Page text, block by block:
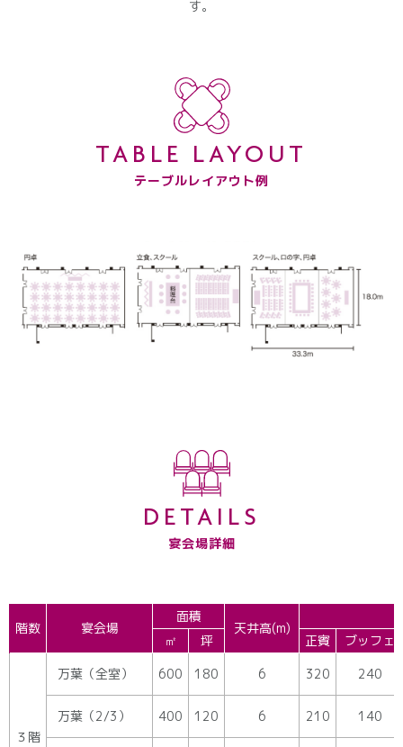
す。
TABLE LAYOUT
テーブルレイアウト例
DETAILS
宴会場詳細
階数 宴会場
面積
天井高(m)
㎡ 坪 正賓 ブッフェ
３階
万葉（全室） 600 180 6 320 240
万葉（2/3） 400 120 6 210 140